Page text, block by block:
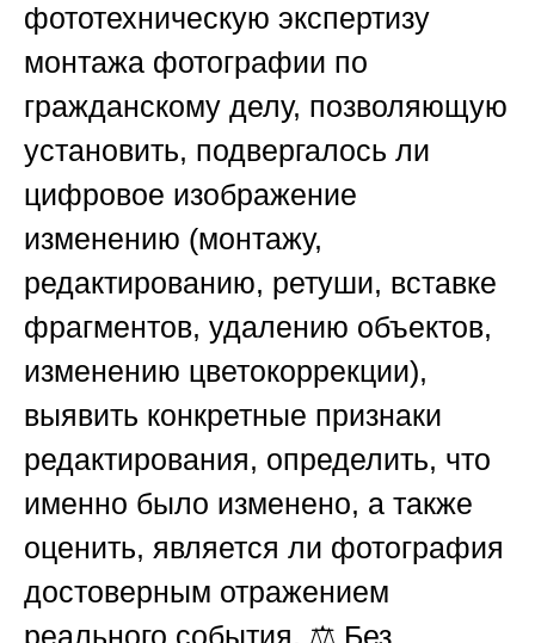
фототехническую экспертизу
монтажа фотографии по
гражданскому делу, позволяющую
установить, подвергалось ли
цифровое изображение
изменению (монтажу,
редактированию, ретуши, вставке
фрагментов, удалению объектов,
изменению цветокоррекции),
выявить конкретные признаки
редактирования, определить, что
именно было изменено, а также
оценить, является ли фотография
достоверным отражением
реального события. ⚖️ Без